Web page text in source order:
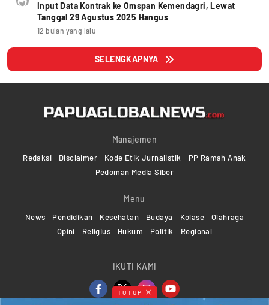
Input Data Kontrak ke Omspan Kemendagri, Lewat
Tanggal 29 Agustus 2025 Hangus
12 bulan yang lalu
SELENGKAPNYA
Manajemen
Redaksi Disclaimer Kode Etik Jurnalistik
PP Ramah Anak
Pedoman Media Siber
Menu
News Pendidikan Kesehatan Budaya Kolase
Olahraga
Opini
Religius Hukum Politik Regional
IKUTI KAMI
TUTUP